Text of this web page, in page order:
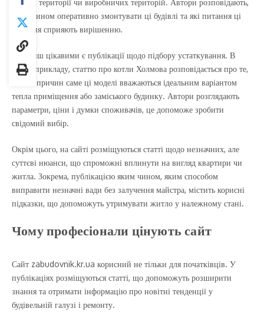
дачних території чи виробничих територій. Автори розповідають,
яким чином оперативно змонтувати ці будівлі та які питання ці
рішення сприяють вирішенню.
Не менш цікавими є публікації щодо підбору устаткування. В
якості прикладу, статтю про котли Холмова розповідається про те,
з яких причин саме ці моделі вважаються ідеальним варіантом
тепла приміщення або заміського будинку. Автори розглядають
параметри, ціни і думки споживачів, це допоможе зробити
свідомий вибір.
Окрім цього, на сайті розміщуються статті щодо незначних, але
суттєві нюанси, що спроможні вплинути на вигляд квартири чи
житла. Зокрема, публікацією яким чином, яким способом
виправити незначні вади без залучення майстра, містить корисні
підказки, що допоможуть утримувати житло у належному стані.
Чому професіонали цінують сайт
Сайт zabudovnik.kr.ua корисний не тільки для початківців. У
публікаціях розміщуються статті, що допоможуть розширити
знання та отримати інформацію про новітні тенденції у
будівельній галузі і ремонту.